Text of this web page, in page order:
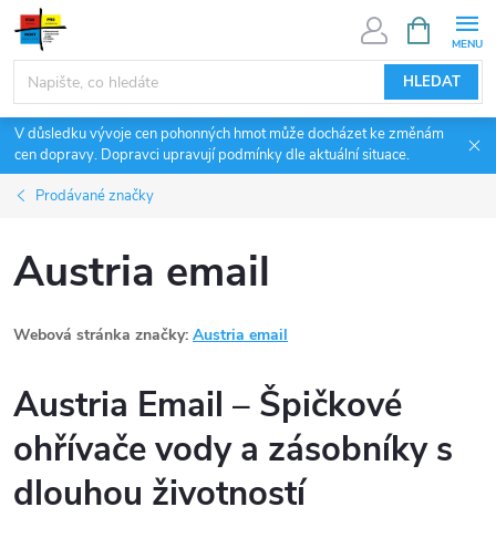
Přejít
obsah
HLEDAT
NÁKUPNÍ
KOŠÍK
V důsledku vývoje cen pohonných hmot může docházet ke změnám
cen dopravy. Dopravci upravují podmínky dle aktuální situace.
Prodávané značky
Austria email
Webová stránka značky: Austria email
Austria Email – Špičkové
ohřívače vody a zásobníky s
dlouhou životností